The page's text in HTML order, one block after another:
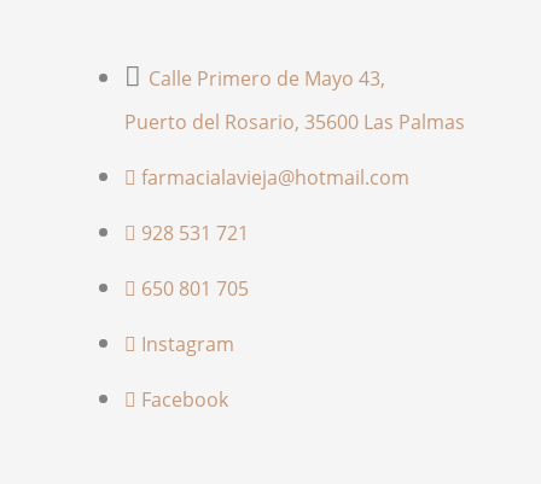
Calle Primero de Mayo 43,
Puerto del Rosario, 35600 Las Palmas
farmacialavieja@hotmail.com
928 531 721
650 801 705
Instagram
Facebook